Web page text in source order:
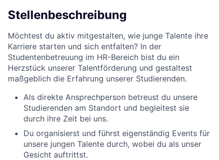
Stellenbeschreibung
Möchtest du aktiv mitgestalten, wie junge Talente ihre
Karriere starten und sich entfalten? In der
Studentenbetreuung im HR-Bereich bist du ein
Herzstück unserer Talentförderung und gestaltest
maßgeblich die Erfahrung unserer Studierenden.
Als direkte Ansprechperson betreust du unsere
Studierenden am Standort und begleitest sie
durch ihre Zeit bei uns.
Du organisierst und führst eigenständig Events für
unsere jungen Talente durch, wobei du als unser
Gesicht auftrittst.